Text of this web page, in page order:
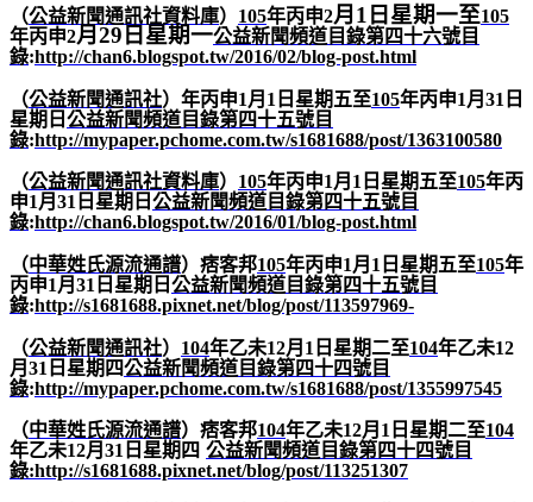
（公益新聞通訊社資料庫） 105年丙申2月1日星期一至105
年丙申2月29日星期一公益新聞頻道目錄第四十六號目
錄:http://chan6.blogspot.tw/2016/02/blog-post.html
（公益新聞通訊社）年丙申1 月 1 日星期五至105年丙申1 月 31 日
星期日 公益新聞頻道目錄第四十五號目
錄:http://mypaper.pchome.com.tw/s1681688/post/1363100580
（公益新聞通訊社資料庫） 105年丙申1 月 1 日星期五至105年丙
申1 月 31 日星期日 公益新聞頻道目錄第四十五號目
錄:http://chan6.blogspot.tw/2016/01/blog-post.html
（中華姓氏源流通譜）痞客邦105年丙申1 月 1 日星期五至105年
丙申1 月 31 日星期日 公益新聞頻道目錄第四十五號目
錄:http://s1681688.pixnet.net/blog/post/113597969-
（公益新聞通訊社） 104年乙未12月 1 日星期二至104年乙未12
月 31 日星期四公益新聞頻道目錄第四十四號目
錄:http://mypaper.pchome.com.tw/s1681688/post/1355997545
（中華姓氏源流通譜）痞客邦104年乙未12月 1 日星期二至104
年乙未12月 31 日星期四 公益新聞頻道目錄第四十四號目
錄:http://s1681688.pixnet.net/blog/post/113251307